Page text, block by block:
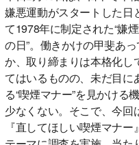
嫌悪運動がスタートした日
て1978年に制定された“嫌
の日”。働きかけの甲斐あっ
か、取り締まりは本格化し
てはいるものの、未だ目に
る“喫煙マナー”を見かける
少なくない。そこで、今回
『直してほしい喫煙マナー